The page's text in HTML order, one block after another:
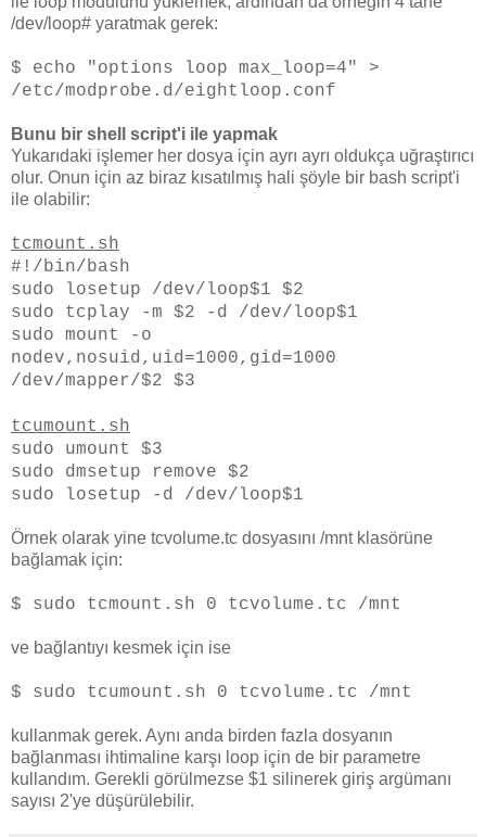
/dev/loop# yaratmak gerek:
$ echo "options loop max_loop=4" >
/etc/modprobe.d/eightloop.conf
Bunu bir shell script'i ile yapmak
Yukarıdaki işlemer her dosya için ayrı ayrı oldukça uğraştırıcı
olur. Onun için az biraz kısatılmış hali şöyle bir bash script'i
ile olabilir:
tcmount.sh
#!/bin/bash
sudo losetup /dev/loop$1 $2
sudo tcplay -m $2 -d /dev/loop$1
sudo mount -o
nodev,nosuid,uid=1000,gid=1000
/dev/mapper/$2 $3
tcumount.sh
sudo umount $3
sudo dmsetup remove $2
sudo losetup -d /dev/loop$1
Örnek olarak yine tcvolume.tc dosyasını /mnt klasörüne
bağlamak için:
$ sudo tcmount.sh 0 tcvolume.tc /mnt
ve bağlantıyı kesmek için ise
$ sudo tcumount.sh 0 tcvolume.tc /mnt
kullanmak gerek. Aynı anda birden fazla dosyanın
bağlanması ihtimaline karşı loop için de bir parametre
kullandım. Gerekli görülmezse $1 silinerek giriş argümanı
sayısı 2'ye düşürülebilir.